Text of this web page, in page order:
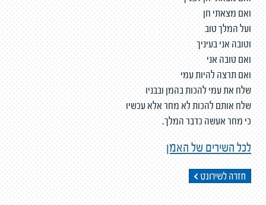
ואם מצאתי חן
ועל המלך טוב
וטובה אני בעיניך
ואם טובה אני
ואם תרצה להיות עמי
שלח את עמי להכות בהמן ובבניו
שלח אותם להכות לא מחר אלא עכשיו
כי מחר אעשה כדבר המלך.
לכל השירים של האמן